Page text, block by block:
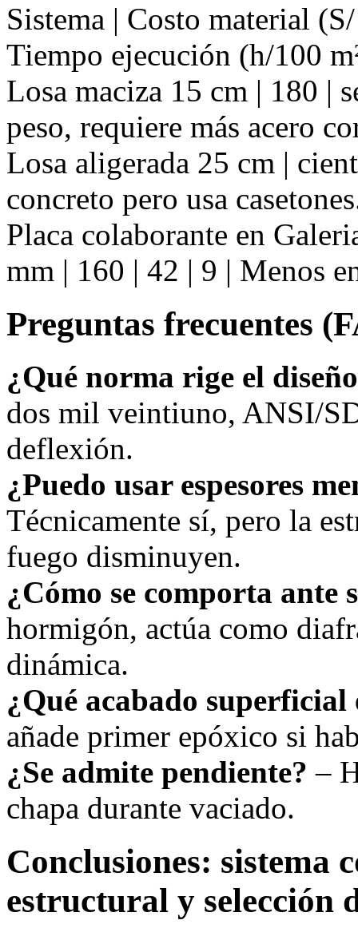
Sistema | Costo material
Tiempo ejecución (h/100
Losa maciza 15 cm | 180 |
peso, requiere más acero
Losa aligerada 25 cm |
concreto pero usa
Placa colaborante en
mm | 160 | 42 | 9 | Menos
Preguntas frecuentes
¿Qué norma rige el
dos mil veintiuno, ANSI/
deflexión.
¿Puedo usar espesores
Técnicamente sí, pero la
fuego disminuyen.
¿Cómo se comporta ante
hormigón, actúa como
dinámica.
¿Qué acabado superficial
añade primer epóxico si
¿Se admite pendiente? –
chapa durante vaciado.
Conclusiones: sistema
estructural y selección